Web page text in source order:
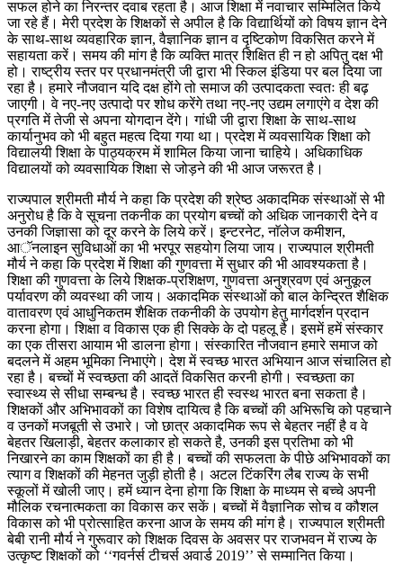
सफल होने का निरन्तर दवाब रहता है। आज शिक्षा में नवाचार सम्मिलित किये
जा रहे हैं। मेरी प्रदेश के शिक्षकों से अपील है कि विद्यार्थियों को विषय ज्ञान देने
के साथ-साथ व्यवहारिक ज्ञान, वैज्ञानिक ज्ञान व दृष्टिकोण विकसित करने में
सहायता करें। समय की मांग है कि व्यक्ति मात्र शिक्षित ही न हो अपितु दक्ष भी
हो। राष्ट्रीय स्तर पर प्रधानमंत्री जी द्वारा भी स्किल इंडिया पर बल दिया जा
रहा है। हमारे नौजवान यदि दक्ष होंगे तो समाज की उत्पादकता स्वतः ही बढ़
जाएगी। वे नए-नए उत्पादो पर शोध करेंगे तथा नए-नए उद्यम लगाएंगे व देश की
प्रगति में तेजी से अपना योगदान देंगे। गांधी जी द्वारा शिक्षा के साथ-साथ
कार्यानुभव को भी बहुत महत्व दिया गया था। प्रदेश में व्यवसायिक शिक्षा को
विद्यालयी शिक्षा के पाठ्यक्रम में शामिल किया जाना चाहिये। अधिकाधिक
विद्यालयों को व्यवसायिक शिक्षा से जोड़ने की भी आज जरूरत है।
राज्यपाल श्रीमती मौर्य ने कहा कि प्रदेश की श्रेष्ठ अकादमिक संस्थाओं से भी
अनुरोध है कि वे सूचना तकनीक का प्रयोग बच्चों को अधिक जानकारी देने व
उनकी जिज्ञासा को दूर करने के लिये करें। इन्टरनेट, नाॅलेज कमीशन,
आॅनलाइन सुविधाओं का भी भरपूर सहयोग लिया जाय। राज्यपाल श्रीमती
मौर्य ने कहा कि प्रदेश में शिक्षा की गुणवत्ता में सुधार की भी आवश्यकता है।
शिक्षा की गुणवत्ता के लिये शिक्षक-प्रशिक्षण, गुणवत्ता अनुश्रवण एवं अनुकूल
पर्यावरण की व्यवस्था की जाय। अकादमिक संस्थाओं को बाल केन्द्रित शैक्षिक
वातावरण एवं आधुनिकतम शैक्षिक तकनीकी के उपयोग हेतु मार्गदर्शन प्रदान
करना होगा। शिक्षा व विकास एक ही सिक्के के दो पहलू है। इसमें हमें संस्कार
का एक तीसरा आयाम भी डालना होगा। संस्कारित नौजवान हमारे समाज को
बदलने में अहम भूमिका निभाएंगे। देश में स्वच्छ भारत अभियान आज संचालित हो
रहा है। बच्चों में स्वच्छता की आदतें विकसित करनी होगी। स्वच्छता का
स्वास्थ्य से सीधा सम्बन्ध है। स्वच्छ भारत ही स्वस्थ भारत बना सकता है।
शिक्षकों और अभिभावकों का विशेष दायित्व है कि बच्चों की अभिरूचि को पहचाने
व उनकों मजबूती से उभारे। जो छात्र अकादमिक रूप से बेहतर नहीं है व वे
बेहतर खिलाड़ी, बेहतर कलाकार हो सकते है, उनकी इस प्रतिभा को भी
निखारने का काम शिक्षकों का ही है। बच्चों की सफलता के पीछे अभिभावकों का
त्याग व शिक्षकों की मेहनत जुड़ी होती है। अटल टिंकरिंग लैब राज्य के सभी
स्कूलों में खोली जाए। हमें ध्यान देना होगा कि शिक्षा के माध्यम से बच्चे अपनी
मौलिक रचनात्मकता का विकास कर सकें। बच्चों में वैज्ञानिक सोच व कौशल
विकास को भी प्रोत्साहित करना आज के समय की मांग है। राज्यपाल श्रीमती
बेबी रानी मौर्य ने गुरूवार को शिक्षक दिवस के अवसर पर राजभवन में राज्य के
उत्कृष्ट शिक्षकों को ‘‘गवर्नर्स टीचर्स अवार्ड 2019’’ से सम्मानित किया।